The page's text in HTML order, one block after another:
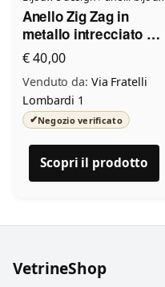
Anello Zig Zag in
metallo intrecciato –
Donna – Made in Italy
€ 40,00
Venduto da: Via Fratelli
Lombardi 1
✔Negozio verificato
Scopri il prodotto
VetrineShop